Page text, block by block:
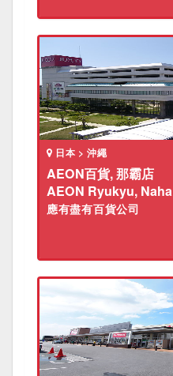
日本 > 沖繩
AEON百貨, 那霸店
AEON Ryukyu, Naha
應有盡有百貨公司